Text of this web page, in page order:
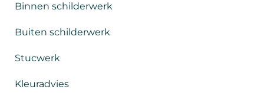
Binnen schilderwerk
Buiten schilderwerk
Stucwerk
Kleuradvies